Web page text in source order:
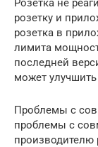
Розетка не
розетку и
розетка в
лимита
последней
может улучшить
Проблемы с
проблемы с